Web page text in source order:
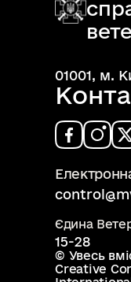
01001, м.
Єдина
15-28
© Увесь
Creative